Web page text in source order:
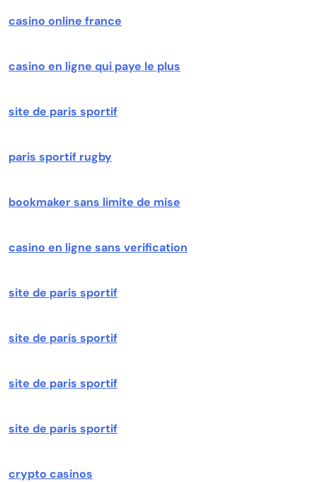
casino online france
casino en ligne qui paye le plus
site de paris sportif
paris sportif rugby
bookmaker sans limite de mise
casino en ligne sans verification
site de paris sportif
site de paris sportif
site de paris sportif
site de paris sportif
crypto casinos